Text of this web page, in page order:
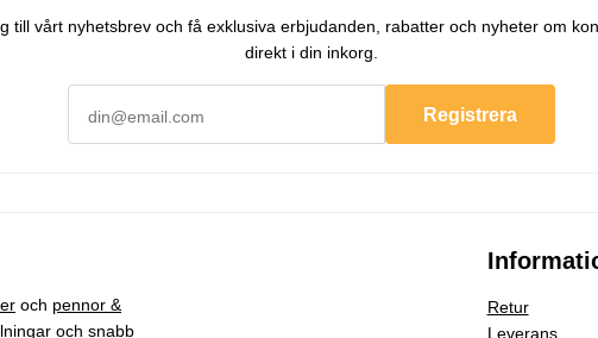
till vårt nyhetsbrev och få exklusiva erbjudanden, rabatter och nyheter om
direkt i din inkorg.
Registrera
och pennor &
och snabb
Retur
Leverans